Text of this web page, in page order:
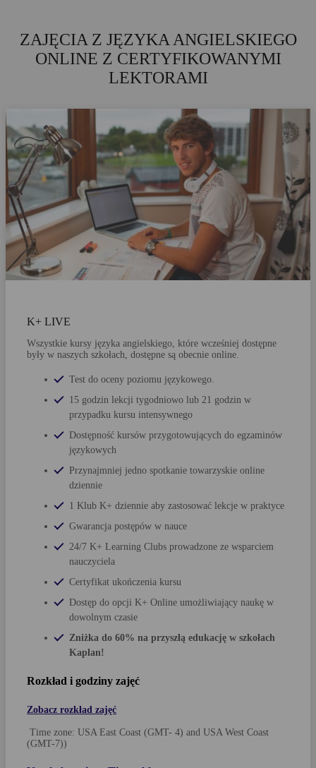
ZAJĘCIA Z JĘZYKA ANGIELSKIEGO
ONLINE Z CERTYFIKOWANYMI
LEKTORAMI
K+ LIVE
Wszystkie kursy języka angielskiego, które wcześniej dostępne
były w naszych szkołach, dostępne są obecnie online.
Test do oceny poziomu językowego.
15 godzin lekcji tygodniowo lub 21 godzin w
przypadku kursu intensywnego
Dostępność kursów przygotowujących do egzaminów
językowych
Przynajmniej jedno spotkanie towarzyskie online
dziennie
1 Klub K+ dziennie aby zastosować lekcje w praktyce
Gwarancja postępów w nauce
24/7 K+ Learning Clubs prowadzone ze wsparciem
nauczyciela
Certyfikat ukończenia kursu
Dostęp do opcji K+ Online umożliwiający naukę w
dowolnym czasie
Zniżka do 60% na przyszłą edukację w szkołach
Kaplan!
Rozkład i godziny zajęć
Zobacz rozkład zajęć
Time zone: USA East Coast (GMT- 4) and USA West Coast
(GMT-7))